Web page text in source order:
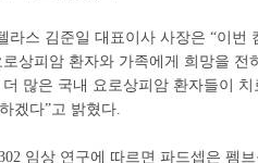
라스 김준일 대표이사 사장은 “이
상피암 환자와 가족에게 희망을 전
많은 국내 요로상피암 환자들이
겠다”고 밝혔다.
임상 연구에 따르면 파드셉은 펨